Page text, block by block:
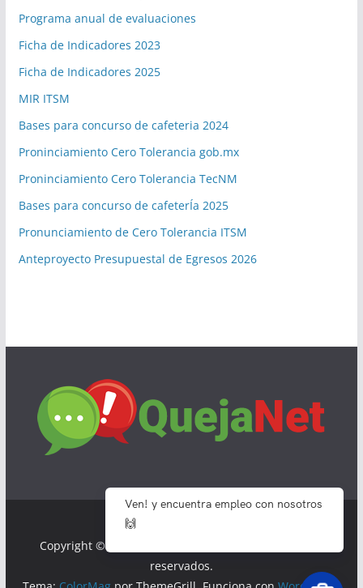
Ven! y encuentra empleo con nosotros
🙌
Programa anual de evaluaciones
Ficha de Indicadores 2023
Ficha de Indicadores 2025
MIR ITSM
Bases para concurso de cafeteria 2024
Proninciamiento Cero Tolerancia gob.mx
Proninciamiento Cero Tolerancia TecNM
Bases para concurso de cafeterÍa 2025
Pronunciamiento de Cero Tolerancia ITSM
Anteproyecto Presupuestal de Egresos 2026
Copyright © 2026
reservados.